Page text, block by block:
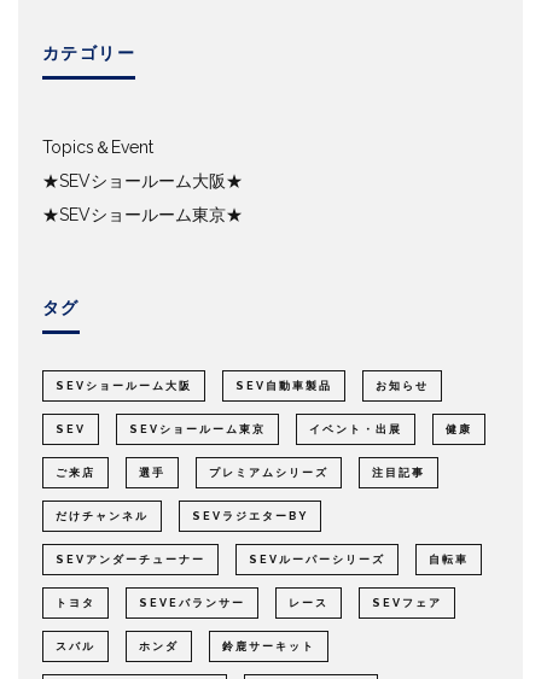
カテゴリー
Topics＆Event
★SEVショールーム大阪★
★SEVショールーム東京★
タグ
SEVショールーム大阪 SEV自動車製品 お知らせ
SEV SEVショールーム東京 イベント・出展 健康
ご来店 選手 プレミアムシリーズ 注目記事
だけチャンネル SEVラジエターBY
SEVアンダーチューナー SEVルーパーシリーズ 自転車
トヨタ SEVEバランサー レース SEVフェア
スバル ホンダ 鈴鹿サーキット